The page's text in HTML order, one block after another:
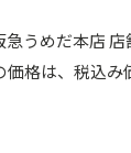
うめだ本店
格は、税込み